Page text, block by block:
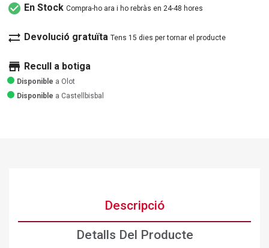
check_circle En Stock Compra-ho ara i ho rebràs en 24-48 hores
sync_alt Devolució gratuïta Tens 15 dies per tornar el producte
store Recull a botiga
Disponible a Olot
Disponible a Castellbisbal
Descripció
Detalls Del Producte